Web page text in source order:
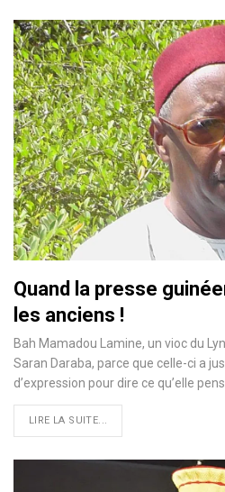
Quand la presse
les anciens !
Bah Mamadou Lamine, un vioc du
Saran Daraba, parce que celle-ci a
d’expression pour dire ce qu’elle
LIRE LA SUITE...